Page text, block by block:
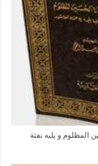
و يليه نفثة